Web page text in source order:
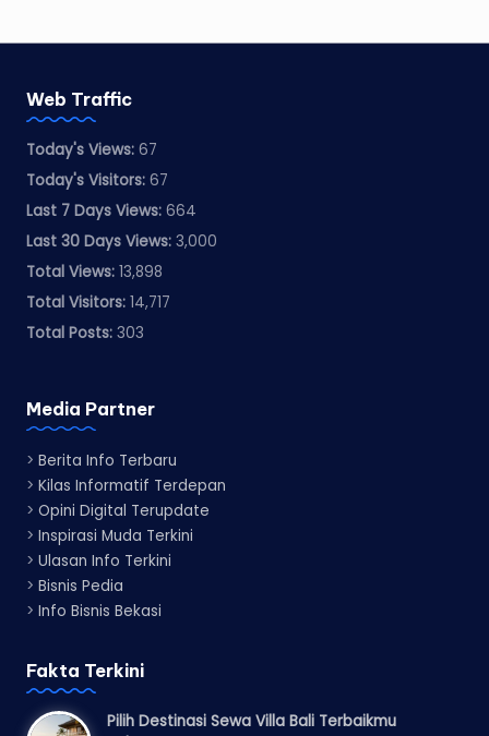
Web Traffic
Today's Views: 67
Today's Visitors: 67
Last 7 Days Views: 664
Last 30 Days Views: 3,000
Total Views: 13,898
Total Visitors: 14,717
Total Posts: 303
Media Partner
> Berita Info Terbaru
> Kilas Informatif Terdepan
> Opini Digital Terupdate
> Inspirasi Muda Terkini
> Ulasan Info Terkini
> Bisnis Pedia
> Info Bisnis Bekasi
Fakta Terkini
Pilih Destinasi Sewa Villa Bali Terbaikmu